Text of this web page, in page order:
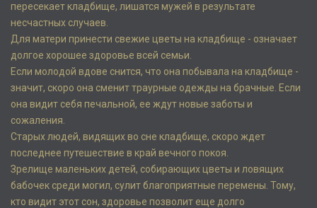
пересекает кладбище, лишатся мужей в результате
несчастных случаев.
Для матери принести свежие цветы на кладбище - означает
долгое хорошее здоровье всей семьи.
Если молодой вдове снится, что она побывала на кладбище -
значит, скоро она сменит траурные одежды на брачные. Если
она видит себя печальной, ее ждут новые заботы и
сожаления.
Старых людей, видящих во сне кладбище, скоро ждет
последнее путешествие в край вечного покоя.
Зрелище маленьких детей, собирающих цветы и ловящих
бабочек среди могил, сулит благоприятные перемены. Тому,
кто видит этот сон, здоровье позволит еще долго